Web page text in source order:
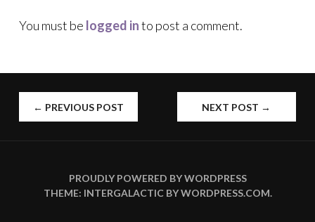
You must be logged into post a comment.
POST
← PREVIOUS POST NEXT POST →
PROUDLY POWERED BY WORDPRESS
THEME: INTERGALACTIC BYWORDPRESS.COM.